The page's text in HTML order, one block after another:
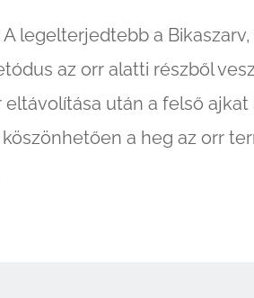
legelterjedtebb a
az orr alatti részből
után a felső
a heg az orr